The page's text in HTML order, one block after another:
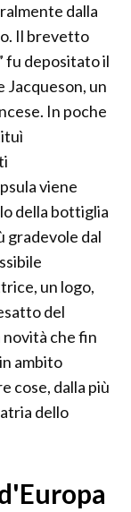
dalla
Il brevetto
fu depositato il
Jacqueson, un
In poche
viene
della bottiglia
gradevole dal
un logo,
del
che fin
ambito
cose, dalla più
dello